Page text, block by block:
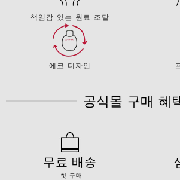
책임감 있는 원료 조달
에코 디자인
공식몰 구매 혜
무료 배송
첫 구매